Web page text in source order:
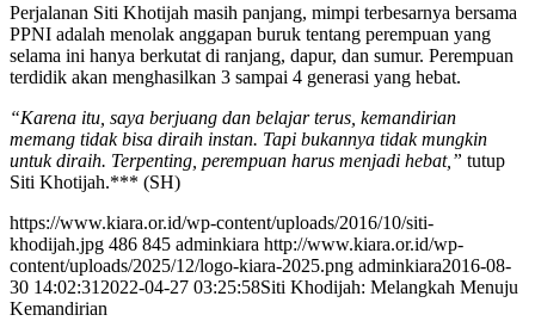
Perjalanan Siti Khotijah masih panjang, mimpi terbesarnya bersama
PPNI adalah menolak anggapan buruk tentang perempuan yang
selama ini hanya berkutat di ranjang, dapur, dan sumur. Perempuan
terdidik akan menghasilkan 3 sampai 4 generasi yang hebat.
“Karena itu, saya berjuang dan belajar terus, kemandirian
memang tidak bisa diraih instan. Tapi bukannya tidak mungkin
untuk diraih. Terpenting, perempuan harus menjadi hebat,” tutup
Siti Khotijah.*** (SH)
https://www.kiara.or.id/wp-content/uploads/2016/10/siti-
khodijah.jpg 486 845 adminkiara http://www.kiara.or.id/wp-
content/uploads/2025/12/logo-kiara-2025.png adminkiara2016-08-
30 14:02:31 2022-04-27 03:25:58Siti Khodijah: Melangkah Menuju
Kemandirian